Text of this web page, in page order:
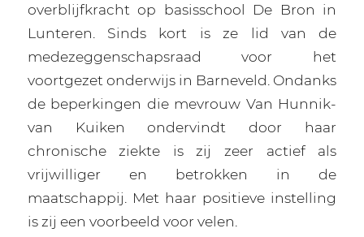
overblijfkracht op basisschool De Bron in
Lunteren. Sinds kort is ze lid van de
medezeggenschapsraad voor het
voortgezet onderwijs in Barneveld. Ondanks
de beperkingen die mevrouw Van Hunnik-
van Kuiken ondervindt door haar
chronische ziekte is zij zeer actief als
vrijwilliger en betrokken in de
maatschappij. Met haar positieve instelling
is zij een voorbeeld voor velen.